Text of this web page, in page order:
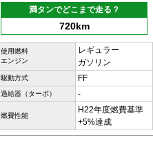
満タンでどこまで走る？
720km
使用燃料
エンジン
レギュラー
ガソリン
駆動方式 FF
過給器（ターボ） -
燃費性能
H22年度燃費基準
+5%達成